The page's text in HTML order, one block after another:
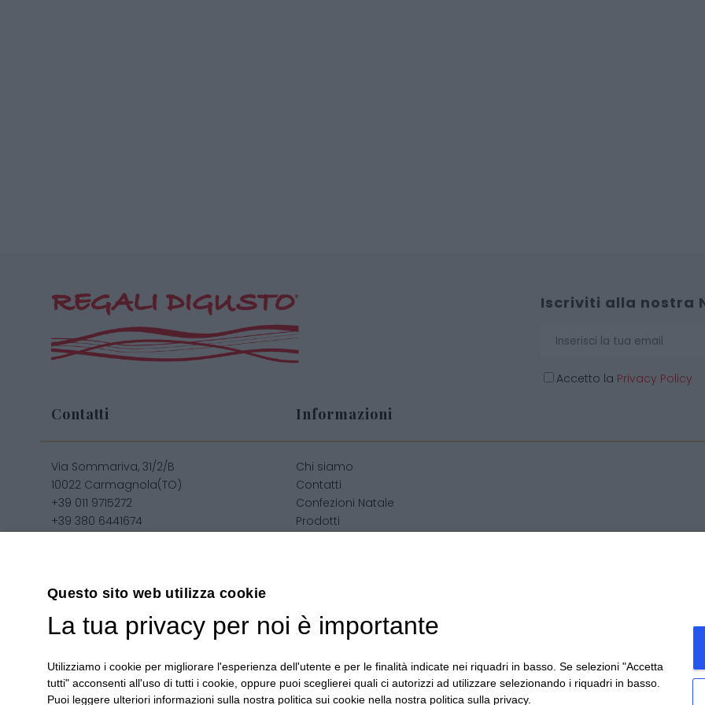
Iscriviti alla nostra
Accetto la Privacy Policy
Contatti
Via Sommariva, 31/2/B
10022 Carmagnola(TO)
+39 011 9715272
+39 380 6441674
Informazioni
Chi siamo
Contatti
Confezioni Natale
Prodotti
Copyright 2020© Regali Digusto è un marchio di Olio Becchis di Becchis Danilo - Via Sommariva, 31/2/B - 10022
Questo sito web utilizza cookie
La tua privacy per noi è importante
Utilizziamo i cookie per migliorare l'esperienza dell'utente e per le finalità indicate nei riquadri in basso. Se selezioni "Accetta
tutti" acconsenti all'uso di tutti i cookie, oppure puoi sceglierei quali ci autorizzi ad utilizzare selezionando i riquadri in basso.
Puoi leggere ulteriori informazioni sulla nostra politica sui cookie nella nostra politica sulla privacy.